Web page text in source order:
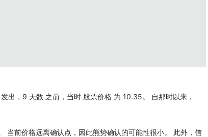
出，9 天数 之前，当时 股票价格 为 10.35。 自那时以来，
当前价格远离确认点，因此熊势确认的可能性很小。 此外，信